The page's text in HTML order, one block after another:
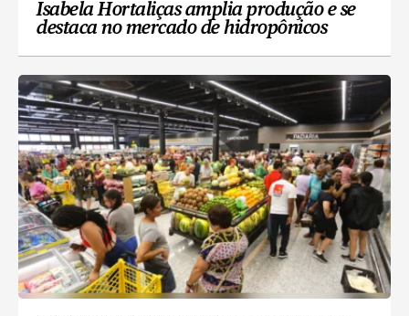
Isabela Hortaliças amplia produção e se
destaca no mercado de hidropônicos